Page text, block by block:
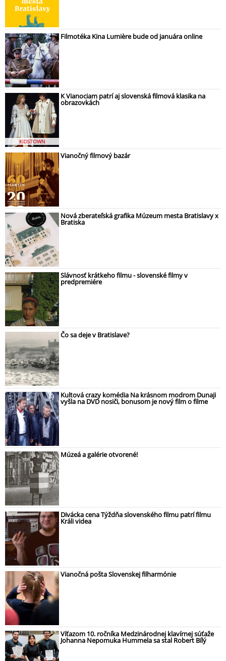
Filmotéka Kina Lumière bude od januára online
KIDSTOWN
K Vianociam patrí aj slovenská filmová klasika na
obrazovkách
Vianočný filmový bazár
Nová zberateľská grafika Múzeum mesta Bratislavy x
Bratiska
Slávnosť krátkeho filmu - slovenské filmy v
predpremiére
Čo sa deje v Bratislave?
Kultová crazy komédia Na krásnom modrom Dunaji
vyšla na DVD nosiči, bonusom je nový film o filme
Múzeá a galérie otvorené!
Divácka cena Týždňa slovenského filmu patrí filmu
Králi videa
Vianočná pošta Slovenskej filharmónie
Víťazom 10. ročníka Medzinárodnej klavírnej súťaže
Johanna Nepomuka Hummela sa stal Robert Bílý